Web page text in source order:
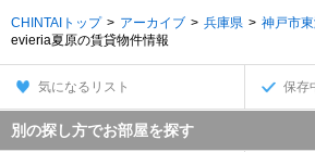
CHINTAIトップ アーカイブ 兵庫県 神戸市
evieria夏原の賃貸物件情報
気になるリスト 保存
別の探し方でお部屋を探す